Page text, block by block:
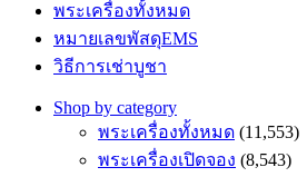
พระเครื่องทั้งหมด
หมายเลขพัสดุEMS
วิธีการเช่าบูชา
Shop by category
พระเครื่องทั้งหมด (11,553)
พระเครื่องเปิดจอง (8,543)